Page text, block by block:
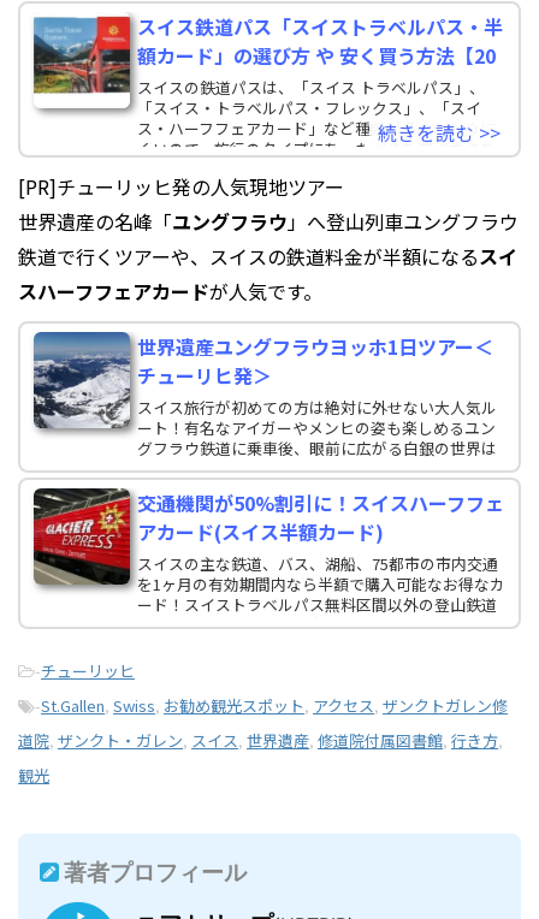
スイス鉄道パス「スイストラベルパス・半
額カード」の選び方 や 安く買う方法【20
スイスの鉄道パスは、「スイス トラベルパス」、
「スイス・トラベルパス・フレックス」、「スイ
ス・ハーフフェアカード」など種類が多くわかりに
くいので、旅行のタイプにあったパスを選ぶ方法を
続きを読む >>
[PR]チューリッヒ発の人気現地ツアー
世界遺産の名峰「ユングフラウ」へ登山列車ユングフラウ
鉄道で行くツアーや、スイスの鉄道料金が半額になるスイ
スハーフフェアカードが人気です。
世界遺産ユングフラウヨッホ1日ツアー＜
チューリヒ発＞
スイス旅行が初めての方は絶対に外せない大人気ル
ート！有名なアイガーやメンヒの姿も楽しめるユン
グフラウ鉄道に乗車後、眼前に広がる白銀の世界は
圧巻の一言！アレッチ氷河や氷の宮殿、プラトー・
テラスなど見所もたくさんあります！
交通機関が50%割引に！スイスハーフフェ
アカード(スイス半額カード)
スイスの主な鉄道、バス、湖船、75都市の市内交通
を1ヶ月の有効期間内なら半額で購入可能なお得なカ
ード！スイストラベルパス無料区間以外の登山鉄道
やケーブルカーの料金も半額に。Eチケットなので、
-チューリッヒ
-St.Gallen, Swiss, お勧め観光スポット, アクセス, ザンクトガレン修
道院, ザンクト・ガレン, スイス, 世界遺産, 修道院付属図書館, 行き方,
観光
著者プロフィール